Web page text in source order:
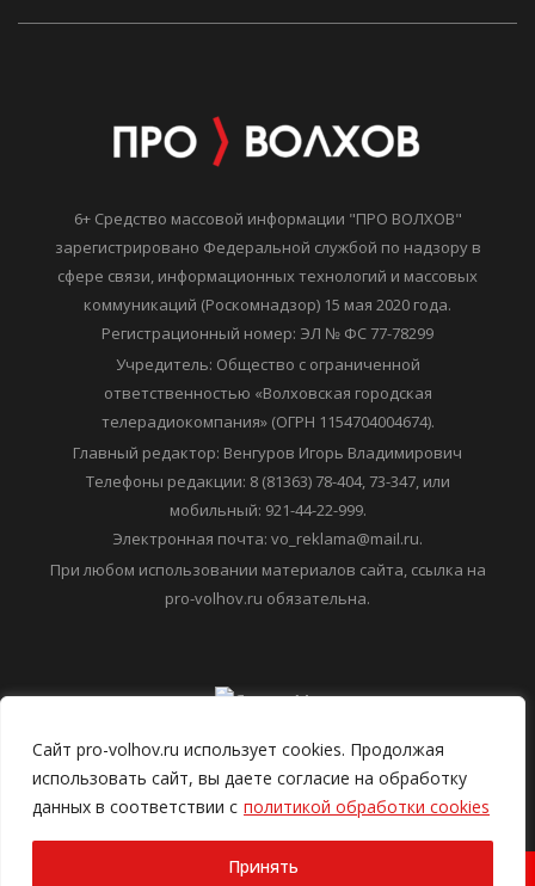
Сайт pro-volhov.ru использует cookies. Продолжая
использовать сайт, вы даете согласие на обработку
данных в соответствии с политикой обработки cookies
Принять
6+ Средство массовой информации "ПРО ВОЛХОВ"
зарегистрировано Федеральной службой по надзору в
сфере связи, информационных технологий и массовых
коммуникаций (Роскомнадзор) 15 мая 2020 года.
Регистрационный номер: ЭЛ № ФС 77-78299
Учредитель: Общество с ограниченной
ответственностью «Волховская городская
телерадиокомпания» (ОГРН 1154704004674).
Главный редактор: Венгуров Игорь Владимирович
Телефоны редакции: 8 (81363) 78-404, 73-347, или
Электронная почта: vo_reklama@mail.ru.